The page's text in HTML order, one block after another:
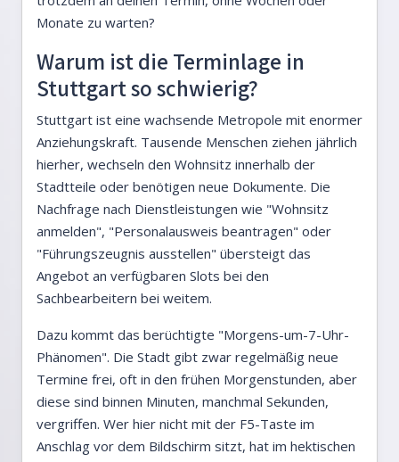
Monate zu warten?
Warum ist die Terminlage in
Stuttgart so schwierig?
Stuttgart ist eine wachsende Metropole mit enormer
Anziehungskraft. Tausende Menschen ziehen jährlich
hierher, wechseln den Wohnsitz innerhalb der
Stadtteile oder benötigen neue Dokumente. Die
Nachfrage nach Dienstleistungen wie "Wohnsitz
anmelden", "Personalausweis beantragen" oder
"Führungszeugnis ausstellen" übersteigt das
Angebot an verfügbaren Slots bei den
Sachbearbeitern bei weitem.
Dazu kommt das berüchtigte "Morgens-um-7-Uhr-
Phänomen". Die Stadt gibt zwar regelmäßig neue
Termine frei, oft in den frühen Morgenstunden, aber
diese sind binnen Minuten, manchmal Sekunden,
vergriffen. Wer hier nicht mit der F5-Taste im
Anschlag vor dem Bildschirm sitzt, hat im hektischen